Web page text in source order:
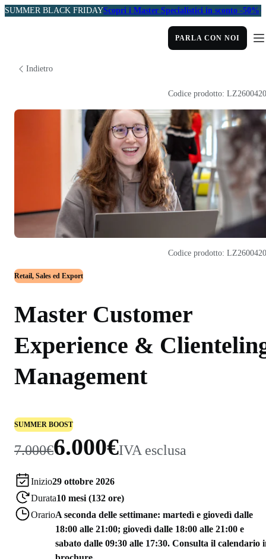
SUMMER BLACK FRIDAYScopri i Master Specialistici in sconto -50%
PARLA CON NOI
Indietro
Retail, Sales ed Export
Master Customer
Experience &
Management
SUMMER BOOST
7.000€6.000€IVA esclusa
Inizio29 ottobre 2026
Durata10 mesi (132 ore)
OrarioA seconda delle settimane: martedì e giovedì dalle
18:00 alle 21:00; giovedì dalle 18:00 alle 21:00 e
sabato dalle 09:30 alle 17:30. Consulta il calendario
Codice prodotto:
Codice prodotto: